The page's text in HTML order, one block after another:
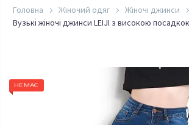
Головна Жіночий одяг
Жіночі джинси
Вузькі жіночі джинси LEIJI з високою
НЕМАЄ